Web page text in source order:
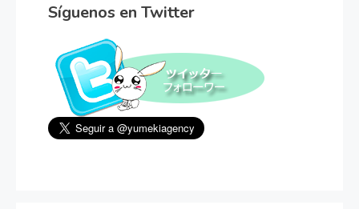
Síguenos en Twitter